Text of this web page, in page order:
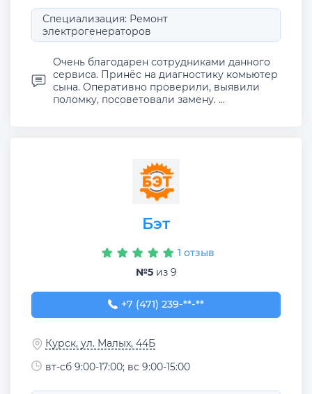
Специализация: Ремонт
электрогенераторов
Очень благодарен сотрудниками данного
сервиса. Принёс на диагностику комьютер
сына. Оперативно проверили, выявили
поломку, посоветовали замену. ...
Бэт
1 отзыв
№5из 9
+7 (471) 239-40-45
+7 (471) 239-**-**
Курск, ул. Малых, 44Б
вт-сб 9:00-17:00; вс 9:00-15:00